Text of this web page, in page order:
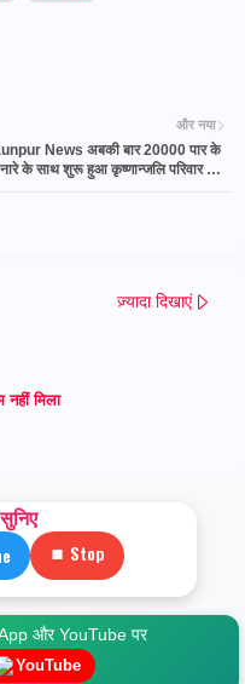
और नया
News अबकी बार 20000 पार के
नारे के साथ शुरू हुआ कृष्णान्जलि परिवार का
ज़्यादा दिखाएं
नहीं मिला
⏹ Stop
और YouTube पर
YouTube